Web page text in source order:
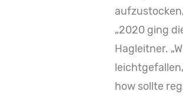
„2020 ging
Hagleitner.
how sollte